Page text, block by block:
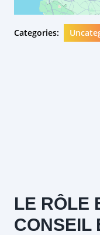
Categories:
LE RÔLE
CONSEIL